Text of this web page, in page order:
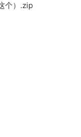
个）.zip